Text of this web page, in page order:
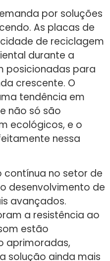
por soluções
As placas de
de reciclagem
durante a
posicionadas para
crescente. O
tendência em
não só são
ecológicos, e o
nessa
contínua no setor de
desenvolvimento de
avançados.
a resistência ao
estão
aprimoradas,
solução ainda mais